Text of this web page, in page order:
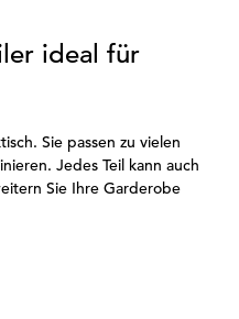
ideal für
Sie passen zu vielen
Jedes Teil kann auch
Sie Ihre Garderobe